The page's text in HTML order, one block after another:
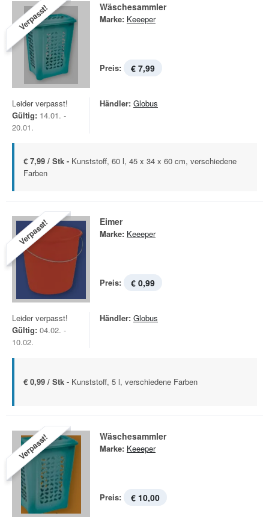
Verpasst! Wäschesammler
Marke: Keeeper
Preis: € 7,99
Leider verpasst!
Gültig: 14.01. -
20.01.
Händler: Globus
€ 7,99 / Stk - Kunststoff, 60 l, 45 x 34 x 60 cm, verschiedene
Farben
Verpasst! Eimer
Marke: Keeeper
Preis: € 0,99
Leider verpasst!
Gültig: 04.02. -
10.02.
Händler: Globus
€ 0,99 / Stk - Kunststoff, 5 l, verschiedene Farben
Verpasst! Wäschesammler
Marke: Keeeper
Preis: € 10,00